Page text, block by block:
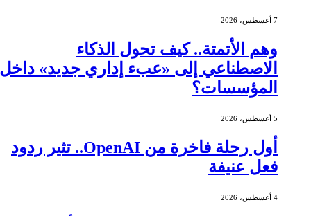
7 أغسطس، 2026
وهم الأتمتة.. كيف تحول الذكاء
الاصطناعي إلى «عبء إداري جديد» داخل
المؤسسات؟
5 أغسطس، 2026
أول رحلة فاخرة من OpenAI.. تثير ردود
فعل عنيفة
4 أغسطس، 2026